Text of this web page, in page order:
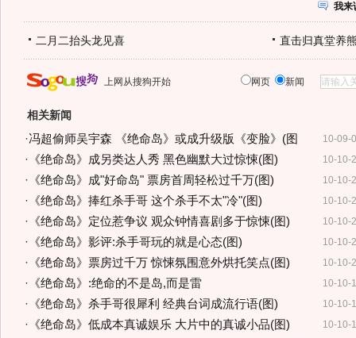
我来
二月二抬头龙见喜 直击归真堂养
上网从搜狗开始 网页 新闻
相关新闻
10-09-
·冯超偷师吴宇森 《绝命岛》或成升级版《变脸》(图
10-10-
· 《绝命岛》成另类达人秀 黑色幽默大过惊悚(图)
10-10-
· 《绝命岛》成"好命岛" 票房首周轻松过千万(图)
10-10-
· 《绝命岛》捧红杀手哥 这个杀手不太"冷"(图)
10-10-
· 《绝命岛》定位惹争议 观众钟情喜剧多于惊悚(图)
10-10-
· 《绝命岛》影评:杀手哥玩的就是心态(图)
10-10-
· 《绝命岛》票房过千万 惊悚氛围意外烘托笑点(图)
10-10-
· 《绝命岛》:绝命的不是岛,而是雷
10-10-
· 《绝命岛》杀手哥很犀利 经典台词成流行语(图)
10-10-
· 《绝命岛》低成本真诚娱乐 大片中的真诚小品(图)